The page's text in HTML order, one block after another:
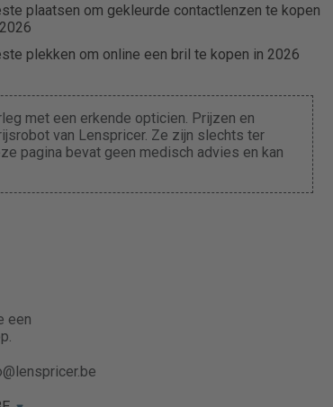
plaatsen om gekleurde contactlenzen te kopen
plekken om online een bril te kopen in 2026
met een erkende opticien. Prijzen en
van Lenspricer. Ze zijn slechts ter
pagina bevat geen medisch advies en kan
een